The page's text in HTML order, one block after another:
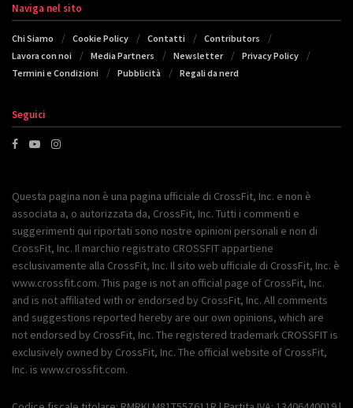
Naviga nel sito
Chi Siamo Cookie Policy Contatti
Contributors
Lavora con noi
Media Partners Newsletter
Privacy Policy
Termini e Condizioni
Pubblicità Regali da nerd
Seguici
Questa pagina non è una pagina ufficiale di CrossFit, Inc. e non è
associata a, o autorizzata da, CrossFit, Inc. Tutti i commenti e
suggerimenti qui riportati sono nostre opinioni personali e non di
CrossFit, Inc. Il marchio registrato CROSSFIT appartiene
esclusivamente alla CrossFit, Inc. Il sito web ufficiale di CrossFit, Inc. è
www.crossfit.com. This page is not an official page of CrossFit, Inc.
and is not affiliated with or endorsed by CrossFit, Inc. All comments
and suggestions reported hereby are our own opinions, which are
not endorsed by CrossFit, Inc. The registered trademark CROSSFIT is
exclusively owned by CrossFit, Inc. The official website of CrossFit,
Inc. is www.crossfit.com.